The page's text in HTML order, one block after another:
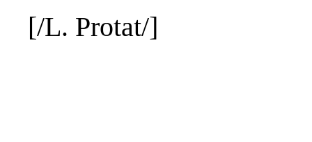
[/L. Protat/]